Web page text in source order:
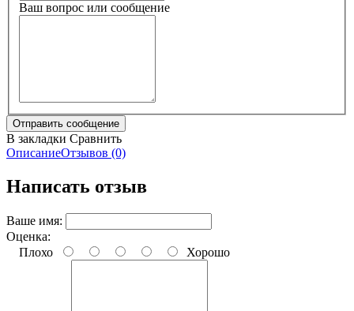
Ваш вопрос или сообщение
В закладки Сравнить
ОписаниеОтзывов (0)
Написать отзыв
Ваше имя:
Оценка:
Плохо
Хорошо